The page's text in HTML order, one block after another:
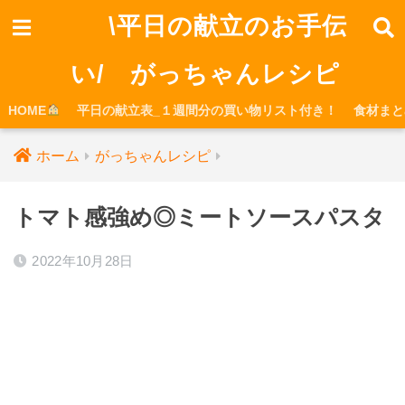
\平日の献立のお手伝
い/ がっちゃんレシピ
HOME 平日の献立表_１週間分の買い物リスト付き！ 食材ま
ホーム がっちゃんレシピ
トマト感強め◎ミートソースパスタ
2022年10月28日